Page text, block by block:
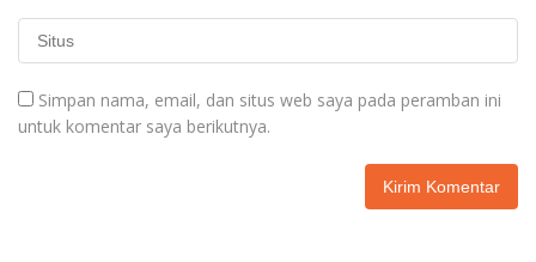
Simpan nama, email, dan situs web saya pada peramban ini
untuk komentar saya berikutnya.